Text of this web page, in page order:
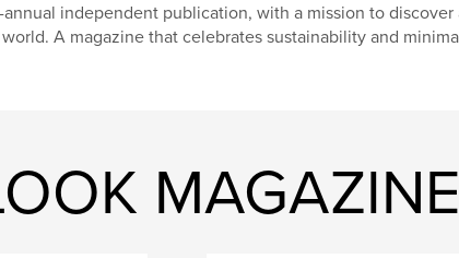
annual independent publication, with a mission to
A magazine that celebrates sustainability and
MAGAZINE